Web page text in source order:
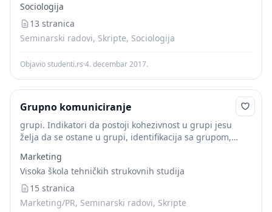
članovi kohezivnih grupa uživaju u radu grupe.
Kohzivnost određuje i...
Sociologija
13 stranica
Seminarski radovi, Skripte, Sociologija
Objavio studenti.rs·4. decembar 2017.
Grupno komuniciranje
grupi. Indikatori da postoji kohezivnost u grupi jesu
želja da se ostane u grupi, identifikacija sa grupom,
lojalnost prema drugim članovima grupe. Stepen...
Marketing
Visoka škola tehničkih strukovnih studija
15 stranica
Marketing/PR, Seminarski radovi, Skripte